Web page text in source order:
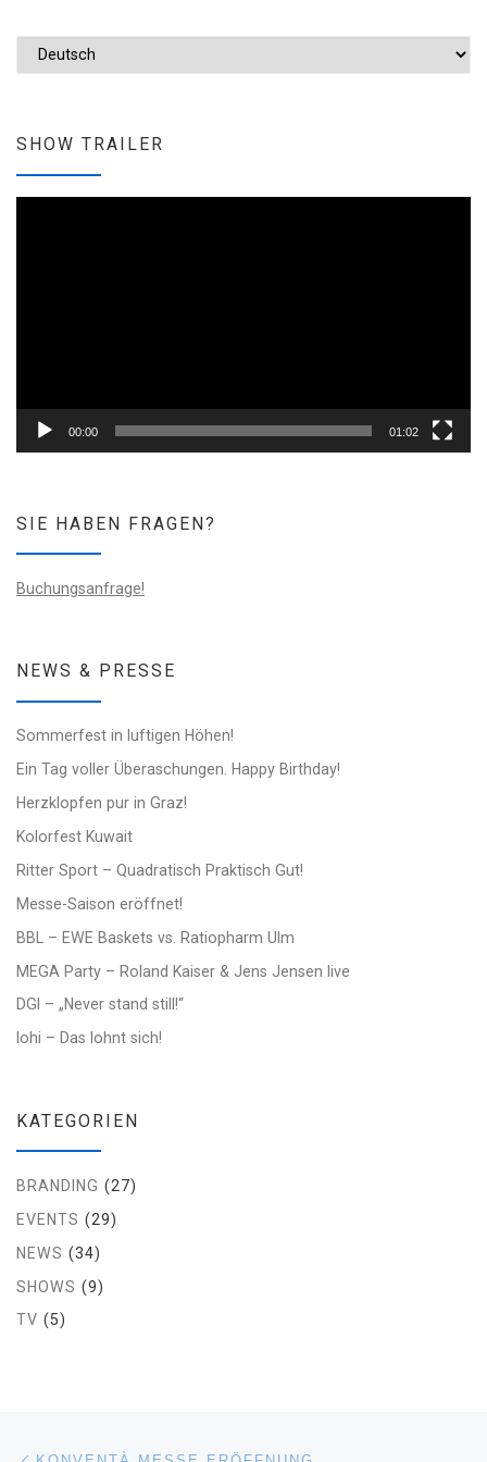
Sprache auswählen
SHOW TRAILER
00:00 01:02
SIE HABEN FRAGEN?
Buchungsanfrage!
NEWS & PRESSE
Sommerfest in luftigen Höhen!
Ein Tag voller Überaschungen. Happy Birthday!
Herzklopfen pur in Graz!
Kolorfest Kuwait
Ritter Sport – Quadratisch Praktisch Gut!
Messe-Saison eröffnet!
BBL – EWE Baskets vs. Ratiopharm Ulm
MEGA Party – Roland Kaiser & Jens Jensen live
DGI – „Never stand still!“
lohi – Das lohnt sich!
KATEGORIEN
BRANDING (27)
EVENTS (29)
NEWS (34)
SHOWS (9)
TV (5)
Beitragsnavigation